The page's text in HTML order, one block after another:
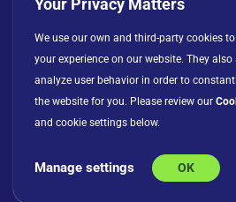
ライセンス契約
© Copyright 2026 INFRAGISTICS. All
Your Privacy Matters
We use our own and third-party cookies
your experience on our website. They
analyze user behavior in order to
the website for you. Please review our
and cookie settings below.
Manage settings OK